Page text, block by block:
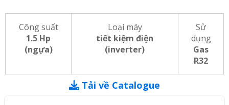
Công suất
1.5 Hp
(ngựa)
Loại máy
tiết kiệm điện
(inverter)
Sử
dụng
Gas
R32
Tải về Catalogue